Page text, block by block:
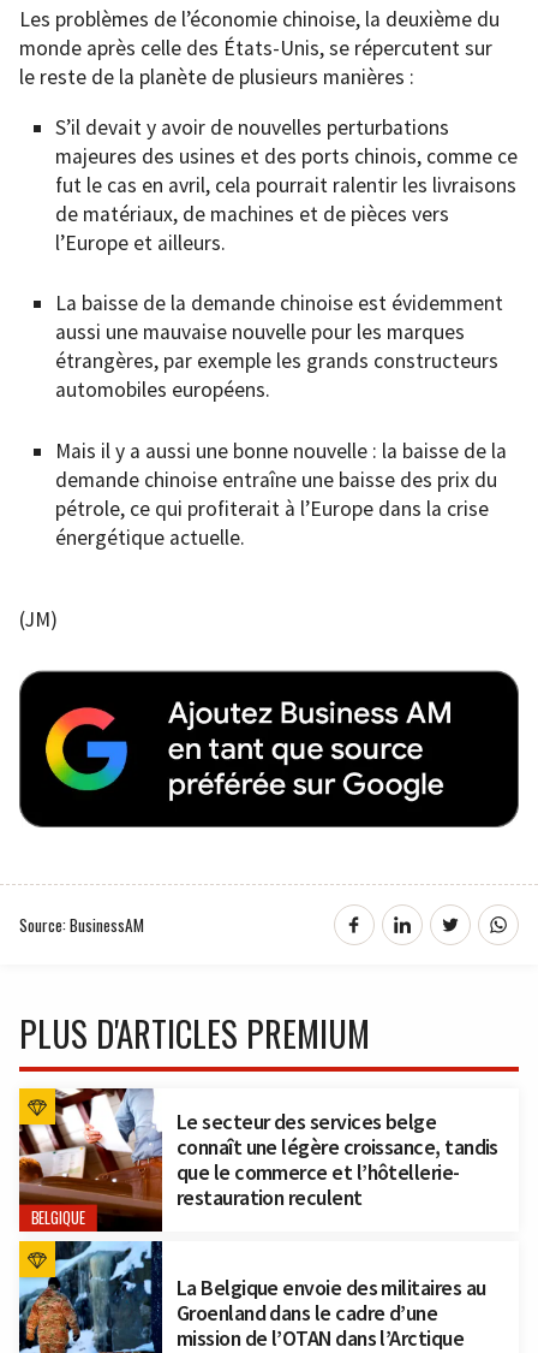
Les problèmes de l’économie chinoise, la deuxième du
monde après celle des États-Unis, se répercutent sur
le reste de la planète de plusieurs manières :
S’il devait y avoir de nouvelles perturbations
majeures des usines et des ports chinois, comme ce
fut le cas en avril, cela pourrait ralentir les livraisons
de matériaux, de machines et de pièces vers
l’Europe et ailleurs.
La baisse de la demande chinoise est évidemment
aussi une mauvaise nouvelle pour les marques
étrangères, par exemple les grands constructeurs
automobiles européens.
Mais il y a aussi une bonne nouvelle : la baisse de la
demande chinoise entraîne une baisse des prix du
pétrole, ce qui profiterait à l’Europe dans la crise
énergétique actuelle.
(JM)
Source: BusinessAM
PLUS D'ARTICLES PREMIUM
BELGIQUE
Le secteur des services belge
connaît une légère croissance, tandis
que le commerce et l’hôtellerie-
restauration reculent
La Belgique envoie des militaires au
Groenland dans le cadre d’une
mission de l’OTAN dans l’Arctique